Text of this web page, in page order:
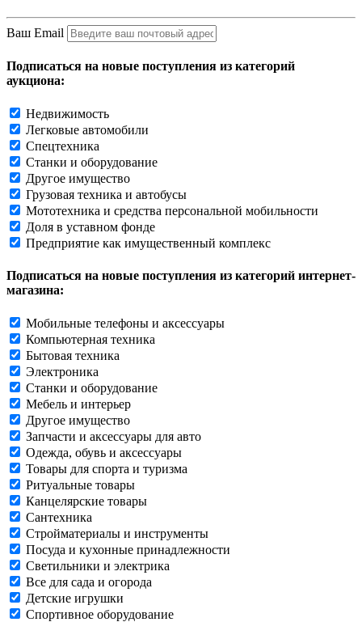
Ваш Email
Подписаться на новые поступления из категорий
аукциона:
Недвижимость
Легковые автомобили
Спецтехника
Станки и оборудование
Другое имущество
Грузовая техника и автобусы
Мототехника и средства персональной мобильности
Доля в уставном фонде
Предприятие как имущественный комплекс
Подписаться на новые поступления из категорий интернет-
магазина:
Мобильные телефоны и аксессуары
Компьютерная техника
Бытовая техника
Электроника
Станки и оборудование
Мебель и интерьер
Другое имущество
Запчасти и аксессуары для авто
Одежда, обувь и аксессуары
Товары для спорта и туризма
Ритуальные товары
Канцелярские товары
Сантехника
Стройматериалы и инструменты
Посуда и кухонные принадлежности
Светильники и электрика
Все для сада и огорода
Детские игрушки
Спортивное оборудование